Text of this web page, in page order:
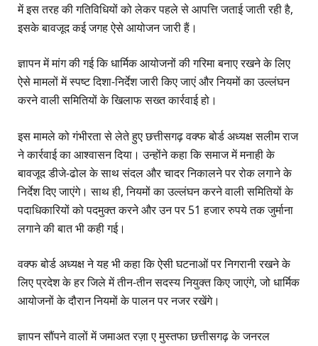
में इस तरह की गतिविधियों को लेकर पहले से आपत्ति जताई जाती रही है,
इसके बावजूद कई जगह ऐसे आयोजन जारी हैं।
ज्ञापन में मांग की गई कि धार्मिक आयोजनों की गरिमा बनाए रखने के लिए
ऐसे मामलों में स्पष्ट दिशा-निर्देश जारी किए जाएं और नियमों का उल्लंघन
करने वाली समितियों के खिलाफ सख्त कार्रवाई हो।
इस मामले को गंभीरता से लेते हुए छत्तीसगढ़ वक्फ बोर्ड अध्यक्ष सलीम राज
ने कार्रवाई का आश्वासन दिया। उन्होंने कहा कि समाज में मनाही के
बावजूद डीजे-ढोल के साथ संदल और चादर निकालने पर रोक लगाने के
निर्देश दिए जाएंगे। साथ ही, नियमों का उल्लंघन करने वाली समितियों के
पदाधिकारियों को पदमुक्त करने और उन पर 51 हजार रुपये तक जुर्माना
लगाने की बात भी कही गई।
वक्फ बोर्ड अध्यक्ष ने यह भी कहा कि ऐसी घटनाओं पर निगरानी रखने के
लिए प्रदेश के हर जिले में तीन-तीन सदस्य नियुक्त किए जाएंगे, जो धार्मिक
आयोजनों के दौरान नियमों के पालन पर नजर रखेंगे।
ज्ञापन सौंपने वालों में जमाअत रज़ा ए मुस्तफा छत्तीसगढ़ के जनरल